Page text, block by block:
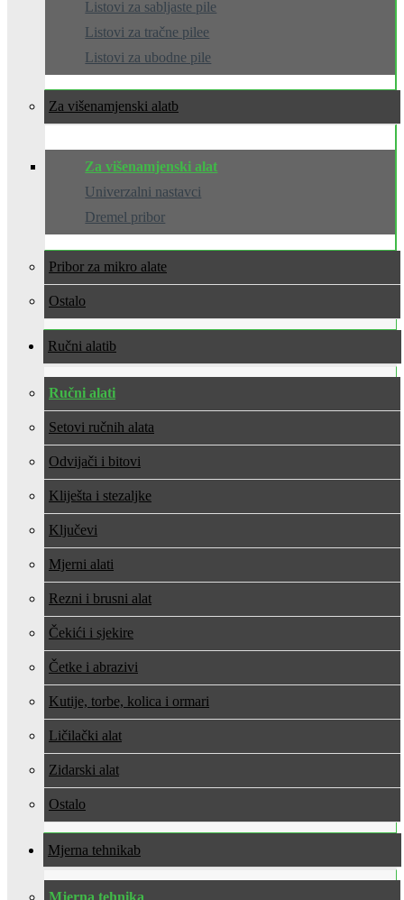
Listovi za sabljaste pile
Listovi za tračne pilee
Listovi za ubodne pile
Za višenamjenski alat
Za višenamjenski alat
Univerzalni nastavci
Dremel pribor
Pribor za mikro alate
Ostalo
Ručni alati
Ručni alati
Setovi ručnih alata
Odvijači i bitovi
Kliješta i stezaljke
Ključevi
Mjerni alati
Rezni i brusni alat
Čekići i sjekire
Četke i abrazivi
Kutije, torbe, kolica i ormari
Ličilački alat
Zidarski alat
Ostalo
Mjerna tehnika
Mjerna tehnika